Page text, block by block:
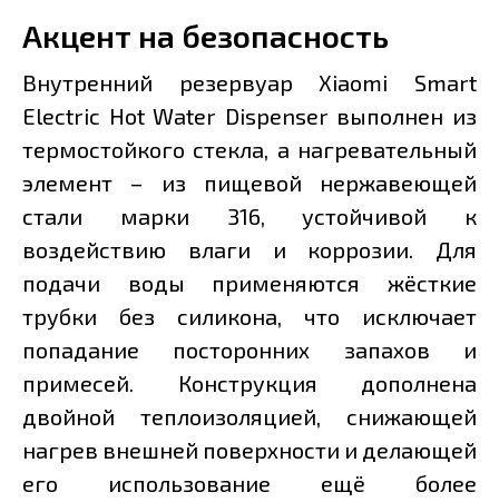
Акцент на безопасность
Внутренний резервуар Xiaomi Smart
Electric Hot Water Dispenser выполнен из
термостойкого стекла, а нагревательный
элемент – из пищевой нержавеющей
стали марки 316, устойчивой к
воздействию влаги и коррозии. Для
подачи воды применяются жёсткие
трубки без силикона, что исключает
попадание посторонних запахов и
примесей. Конструкция дополнена
двойной теплоизоляцией, снижающей
нагрев внешней поверхности и делающей
его использование ещё более